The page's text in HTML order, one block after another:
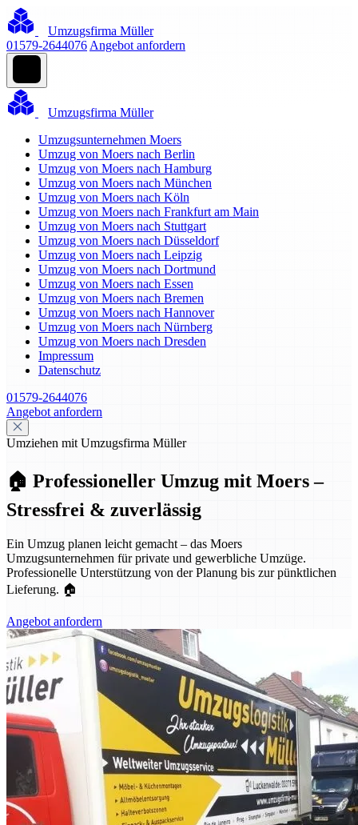
Umzugsfirma Müller
01579-2644076 Angebot anfordern
Umzugsfirma Müller
Umzugsunternehmen Moers
Umzug von Moers nach Berlin
Umzug von Moers nach Hamburg
Umzug von Moers nach München
Umzug von Moers nach Köln
Umzug von Moers nach Frankfurt am Main
Umzug von Moers nach Stuttgart
Umzug von Moers nach Düsseldorf
Umzug von Moers nach Leipzig
Umzug von Moers nach Dortmund
Umzug von Moers nach Essen
Umzug von Moers nach Bremen
Umzug von Moers nach Hannover
Umzug von Moers nach Nürnberg
Umzug von Moers nach Dresden
Impressum
Datenschutz
01579-2644076
Angebot anfordern
Umziehen mit Umzugsfirma Müller
🏠 Professioneller Umzug mit Moers –
Stressfrei & zuverlässig
Ein Umzug planen leicht gemacht – das Moers
Umzugsunternehmen für private und gewerbliche Umzüge.
Professionelle Unterstützung von der Planung bis zur pünktlichen
Lieferung. 🏠
Angebot anfordern